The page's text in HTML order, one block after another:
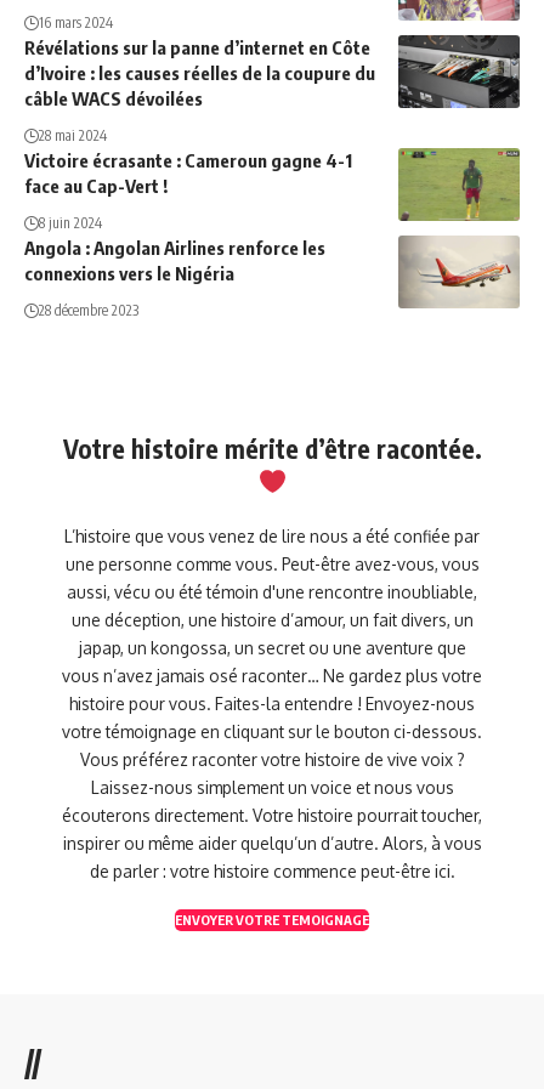
16 mars 2024
Révélations sur la panne d’internet en Côte
d’Ivoire : les causes réelles de la coupure du
câble WACS dévoilées
28 mai 2024
Victoire écrasante : Cameroun gagne 4-1
face au Cap-Vert !
8 juin 2024
Angola : Angolan Airlines renforce les
connexions vers le Nigéria
28 décembre 2023
Votre histoire mérite d’être racontée.
L’histoire que vous venez de lire nous a été confiée par
une personne comme vous. Peut-être avez-vous, vous
aussi, vécu ou été témoin d'une rencontre inoubliable,
une déception, une histoire d’amour, un fait divers, un
japap, un kongossa, un secret ou une aventure que
vous n’avez jamais osé raconter… Ne gardez plus votre
histoire pour vous. Faites-la entendre ! Envoyez-nous
votre témoignage en cliquant sur le bouton ci-dessous.
Vous préférez raconter votre histoire de vive voix ?
Laissez-nous simplement un voice et nous vous
écouterons directement. Votre histoire pourrait toucher,
inspirer ou même aider quelqu’un d’autre. Alors, à vous
de parler : votre histoire commence peut-être ici.
ENVOYER VOTRE TEMOIGNAGE
//